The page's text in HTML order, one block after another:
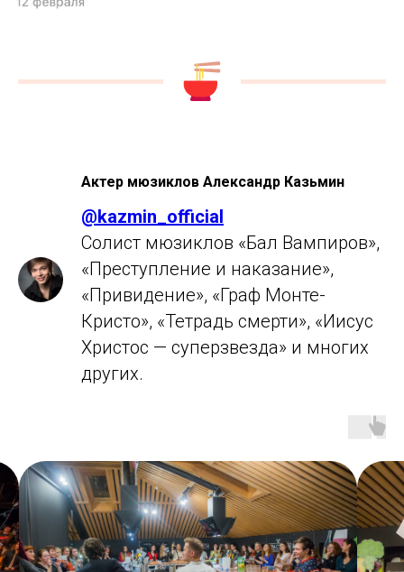
Актер мюзиклов Александр Казьмин
@kazmin_official
Солист мюзиклов «Бал Вампиров»,
«Преступление и наказание»,
«Привидение», «Граф Монте-
Кристо», «Тетрадь смерти», «Иисус
Христос — суперзвезда» и многих
других.